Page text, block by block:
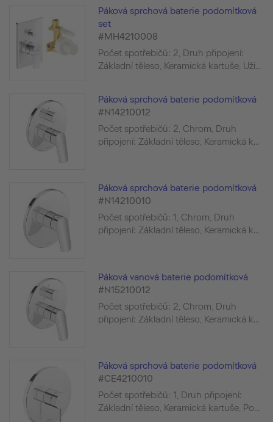
Páková sprchová baterie podomítková
set
#MH4210008
Počet spotřebičů: 2, Druh připojení:
Základní těleso, Keramická kartuše, Uži...
Páková sprchová baterie podomítková
#N14210012
Počet spotřebičů: 2, Chrom, Druh
připojení: Základní těleso, Keramická k...
Páková sprchová baterie podomítková
#N14210010
Počet spotřebičů: 1, Chrom, Druh
připojení: Základní těleso, Keramická k...
Páková vanová baterie podomítková
#N15210012
Počet spotřebičů: 2, Chrom, Druh
připojení: Základní těleso, Keramická k...
Páková sprchová baterie podomítková
#CE4210010
Počet spotřebičů: 1, Druh připojení:
Základní těleso, Keramická kartuše, Po...